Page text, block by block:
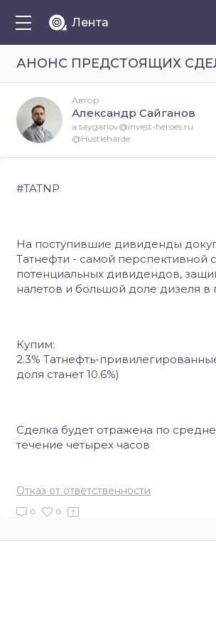
Лента
АНОНС ПРЕДСТОЯЩИХ
#TATNP
На поступившие дивиденды
Татнефти - самой перспективной
потенциальных дивидендов,
налетов и большой доле дизеля в
Купим:
2.3% Татнефть-
доля станет 10.6%)
Сделка будет отражена по
течение четырех часов
Отказ от ответственности
0 0
Автор
Александр Сайганов
a.sayganov@invest-heroes.ru
@Hustleharde